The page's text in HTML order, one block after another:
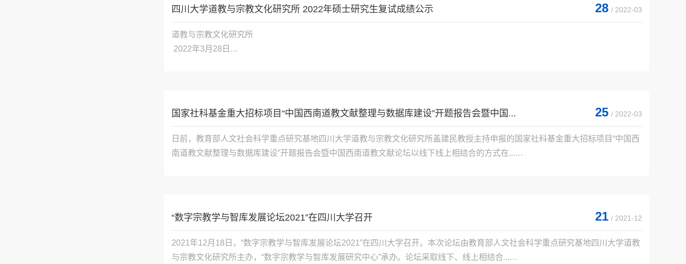
四川大学道教与宗教文化研究所 2022年硕士研究生复试成绩公示 28 / 2022-03
道教与宗教文化研究所
2022年3月28日
国家社科基金重大招标项目“中国西南道教文献整理与数据库建设”开题报告会暨中国... 25 / 2022-03
日前，教育部人文社会科学重点研究基地四川大学道教与宗教文化研究所盖建民教授主持申报的国家社科基金重大招标项目“中国西
南道教文献整理与数据库建设”开题报告会暨中国西南道教文献论坛以线下线上相结合的方式在...
“数字宗教学与智库发展论坛2021”在四川大学召开 21 / 2021-12
2021年12月18日，“数字宗教学与智库发展论坛2021”在四川大学召开。本次论坛由教育部人文社会科学重点研究基地四川大学道教
与宗教文化研究所主办，“数字宗教学与智库发展研究中心”承办。论坛采取线下、线上相结合...